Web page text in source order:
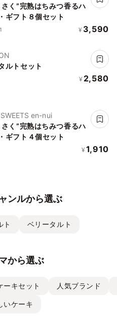
く”完熟はちみつ香るハ
ギフト８個セット
¥ 3,590
ルトセット
¥ 2,580
en-nui
く”完熟はちみつ香るハ
ギフト４個セット
¥ 1,910
ンルから選ぶ
ト ベリータルト
から選ぶ
ーキセット 人気ブランド
いケーキ